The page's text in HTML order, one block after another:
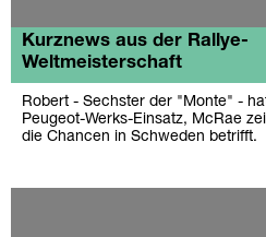
Kurznews aus der Rallye-
Weltmeisterschaft
Robert - Sechster der "Monte" -
Peugeot-Werks-Einsatz, McRae
die Chancen in Schweden betrifft.